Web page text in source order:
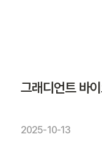
2025-10-13